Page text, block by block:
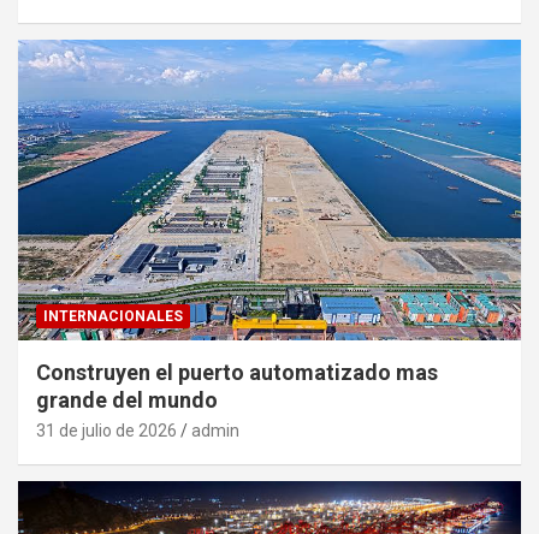
INTERNACIONALES
Construyen el puerto automatizado mas
grande del mundo
31 de julio de 2026 admin